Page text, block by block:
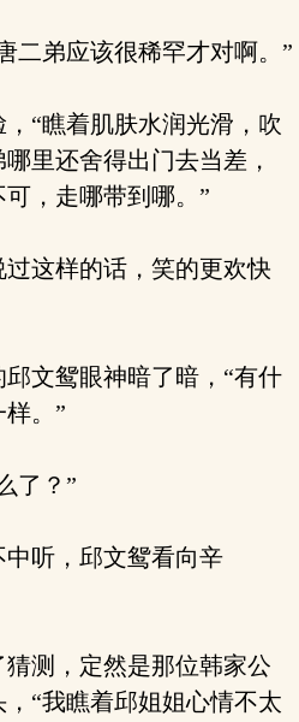
二弟应该很稀罕才对啊。”
“瞧着肌肤水润光滑，吹
里还舍得出门去当差，
，走哪带到哪。”
这样的话，笑的更欢快
文鸳眼神暗了暗，“有什
。”
了？”
听，邱文鸳看向辛
测，定然是那位韩家公
“我瞧着邱姐姐心情不太